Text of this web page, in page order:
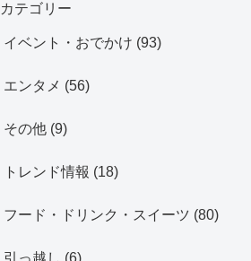
カテゴリー
イベント・おでかけ (93)
エンタメ (56)
その他 (9)
トレンド情報 (18)
フード・ドリンク・スイーツ (80)